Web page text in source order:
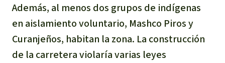
Además, al menos dos grupos de indígenas
en aislamiento voluntario, Mashco Piros y
Curanjeños, habitan la zona. La construcción
de la carretera violaría varias leyes